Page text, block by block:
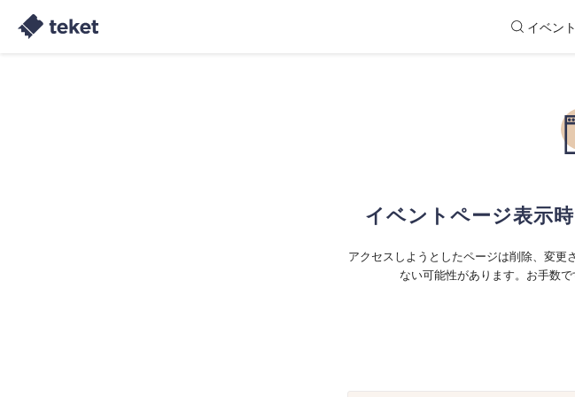
イベン
イベントページ表示
アクセスしようとしたページは削除、変更
ない可能性があります。お手数